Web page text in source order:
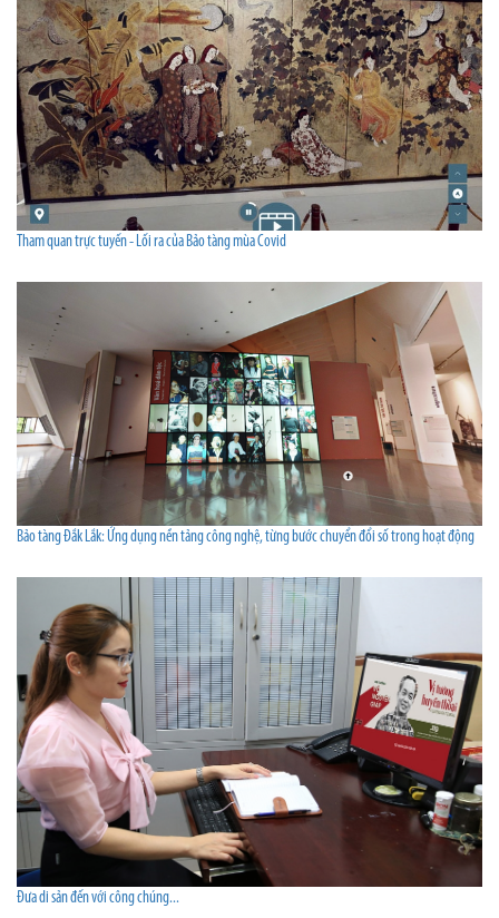
Tham quan trực tuyến - Lối ra của Bảo tàng mùa Covid
Bảo tàng Đắk Lắk: Ứng dụng nền tảng công nghệ, từng bước chuyển đổi số trong hoạt động
Đưa di sản đến với công chúng...